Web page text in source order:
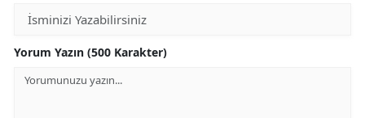
Yorum Yazın (500 Karakter)